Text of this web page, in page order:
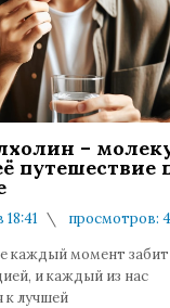
–
путешествие
18:41
просмотров:
каждый момент забит
и каждый из нас
к лучшей